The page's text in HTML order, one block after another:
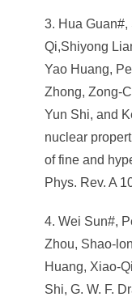
3. Hua
Qi,Shiyong
Yao Huang,
Zhong, Zong-
Yun Shi, and
nuclear
of fine and
Phys. Rev. A
4. Wei Sun#,
Zhou, Shao-
Huang, Xiao-
Shi, G. W. F.